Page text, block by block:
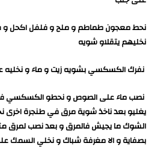
نحط معجون طماطم و ملح و فلفل اكحل و
نخليهم يتقلاو شويه
نفرك الكسكسي بشويه زيت و ماء و
نصب ماء على الصوص و نحطو الكسكسي
يغليو بعد ناخذ شوية مرق في طنجرة اخرى
الشوك ما يجيش فالمرق و بعد نصب لمرق
بصفاية و الا مغرفة شباك و نخلي السمك